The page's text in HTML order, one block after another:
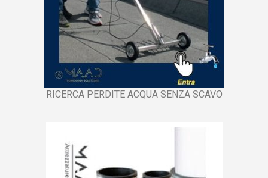
RICERCA PERDITE ACQUA SENZA SCAVO